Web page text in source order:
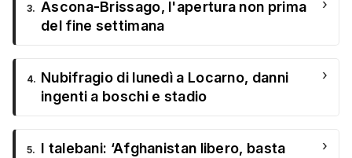
3. Ascona-Brissago, l'apertura non prima
del fine settimana
›
4. Nubifragio di lunedì a Locarno, danni
ingenti a boschi e stadio
›
5. I talebani: ‘Afghanistan libero, basta
›